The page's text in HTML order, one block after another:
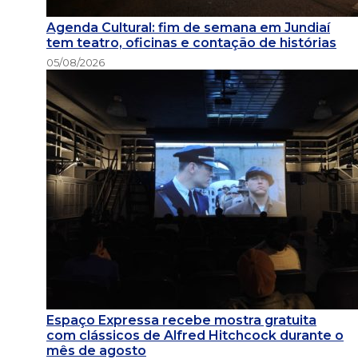
Agenda Cultural: fim de semana em Jundiaí
tem teatro, oficinas e contação de histórias
05/08/2026
Espaço Expressa recebe mostra gratuita
com clássicos de Alfred Hitchcock durante o
mês de agosto